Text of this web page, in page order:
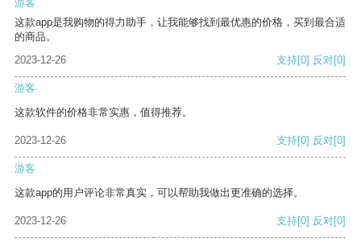
游客
这款app是我购物的得力助手，让我能够找到最优惠的价格，买到最合适
的商品。
2023-12-26
支持[0] 反对[0]
游客
这款软件的价格非常实惠，值得推荐。
2023-12-26 支持[0] 反对[0]
游客
这款app的用户评论非常真实，可以帮助我做出更准确的选择。
2023-12-26 支持[0] 反对[0]